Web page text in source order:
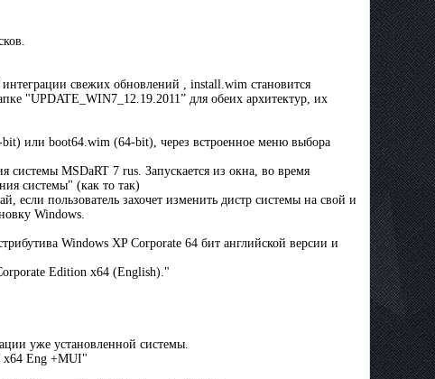
свежих обновлений , install.wim становится
"UPDATE_WIN7_12.19.2011” для обеих архитектур, их
bit) или boot64.wim (64-bit), через встроенное меню выбора
MSDaRT 7 rus. Запускается из окна, во время
системы" (как то так)
если пользователь захочет изменить дистр системы на свой и
Windows.
Windows XP Corporate 64 бит английской версии и
Edition x64 (English)."
уже установленной системы.
x64 Eng +MUI"